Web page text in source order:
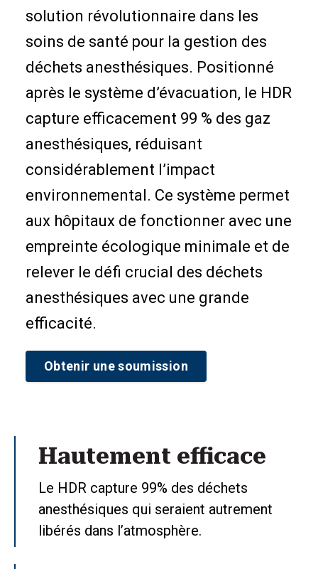
solution révolutionnaire dans les
soins de santé pour la gestion des
déchets anesthésiques. Positionné
après le système d’évacuation, le HDR
capture efficacement 99 % des gaz
anesthésiques, réduisant
considérablement l’impact
environnemental. Ce système permet
aux hôpitaux de fonctionner avec une
empreinte écologique minimale et de
relever le défi crucial des déchets
anesthésiques avec une grande
efficacité.
Obtenir une soumission
Hautement efficace
Le HDR capture 99% des déchets
anesthésiques qui seraient autrement
libérés dans l’atmosphère.